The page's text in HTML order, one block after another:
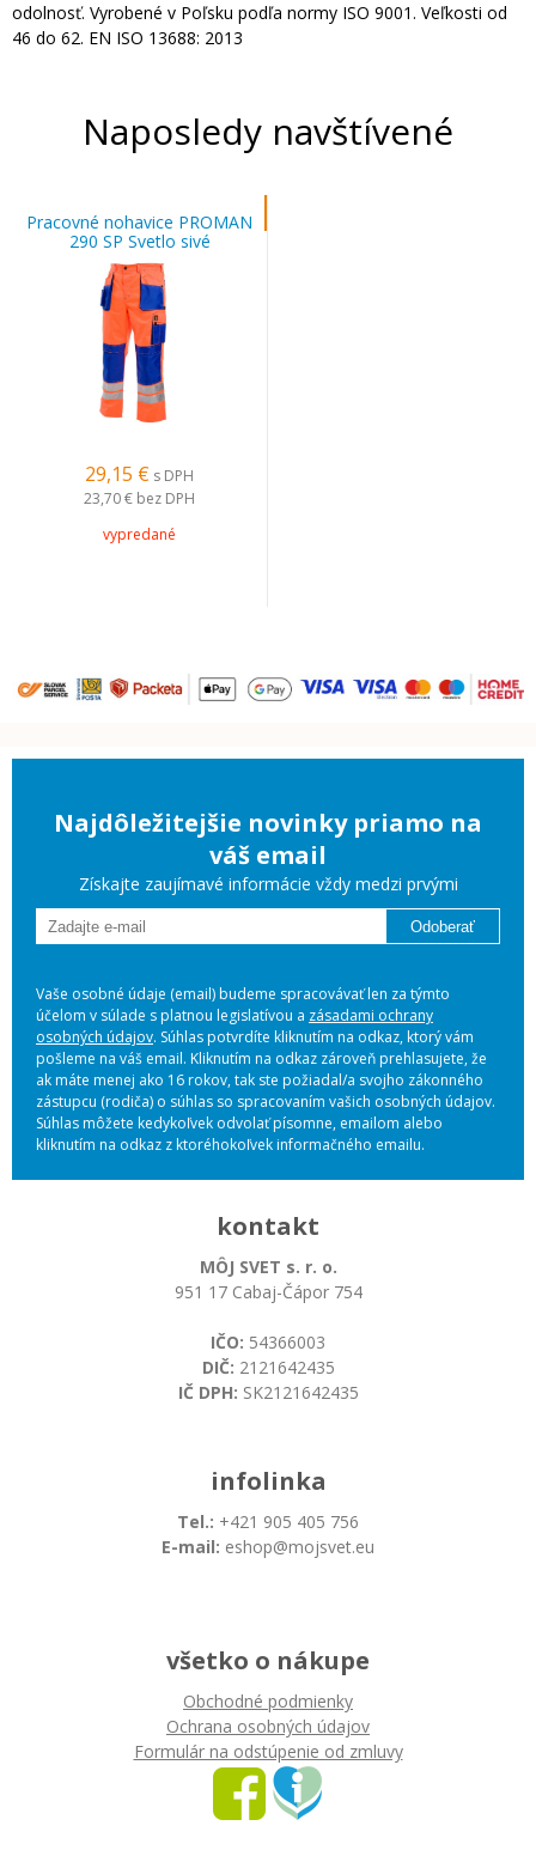
odolnosť. Vyrobené v Poľsku podľa normy ISO 9001. Veľkosti od
46 do 62. EN ISO 13688: 2013
Naposledy navštívené
Pracovné nohavice PROMAN
290 SP Svetlo sivé
29,15 € s DPH
23,70 € bez DPH
vypredané
Najdôležitejšie novinky priamo na
váš email
Získajte zaujímavé informácie vždy medzi prvými
Odoberať
Vaše osobné údaje (email) budeme spracovávať len za týmto
účelom v súlade s platnou legislatívou a zásadami ochrany
osobných údajov. Súhlas potvrdíte kliknutím na odkaz, ktorý vám
pošleme na váš email. Kliknutím na odkaz zároveň prehlasujete, že
ak máte menej ako 16 rokov, tak ste požiadal/a svojho zákonného
zástupcu (rodiča) o súhlas so spracovaním vašich osobných údajov.
Súhlas môžete kedykoľvek odvolať písomne, emailom alebo
kliknutím na odkaz z ktoréhokoľvek informačného emailu.
kontakt
MÔJ SVET s. r. o.
951 17 Cabaj-Čápor 754
IČO: 54366003
DIČ: 2121642435
IČ DPH: SK2121642435
infolinka
Tel.: +421 905 405 756
E-mail: eshop@mojsvet.eu
všetko o nákupe
Obchodné podmienky
Ochrana osobných údajov
Formulár na odstúpenie od zmluvy